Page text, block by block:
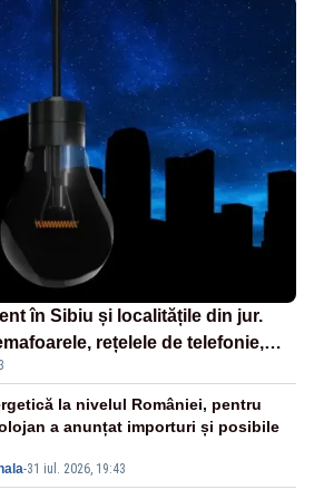
în Sibiu și localitățile din jur.
rețelele de telefonie,
-31 iul. 2026, 19:43
la nivelul României, pentru
a anunțat importuri și posibile